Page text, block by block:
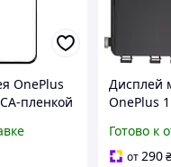
OnePlus
пленкой
Дисплей
OnePlus
TianMa
Готово к
от290₴